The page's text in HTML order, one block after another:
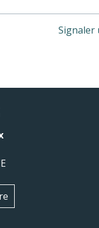
Signaler